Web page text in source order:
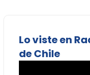
Lo viste en
de Chile